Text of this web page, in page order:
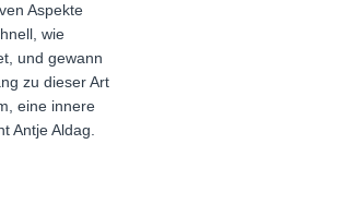
Aspekte
wie
und gewann
zu dieser Art
eine innere
Antje Aldag.